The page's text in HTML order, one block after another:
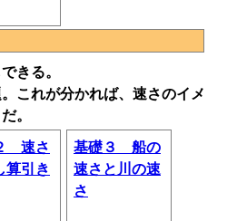
きる。
これが分かれば、速さのイメ
。
速さ
算引き
基礎３ 船の
速さと川の速
さ